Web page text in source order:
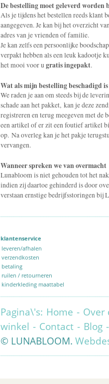
De bestelling moet geleverd
Als je tijdens het bestellen reeds klant
aangegeven. Je kan bij het overzicht
adres van je vrienden of familie.
Je kan zelfs een persoonlijke
verpakt hebben als een leuk kadootje
het mooi voor ugratis ingepakt.
Wat als mijn bestelling beschadigd
We raden je aan om steeds bij de
schade aan het pakket, kan je deze
registreren en terug meegeven met de
een artikel of er zit een foutief artikel
op. Na overleg kan je het pakje
vervangen.
Wanneer spreken we van overmacht
Lunabloom is niet gehouden tot het
indien zij daartoe gehinderd is door
verstaan ernstige bedrijfsstoringen bij
klantenservice
leveren/afhalen
verzendkosten
betaling
ruilen / retourneren
kinderkleding maattabel
Pagina\'s: Home - Over
winkel - Contact - Blog
© LUNABLOOM.